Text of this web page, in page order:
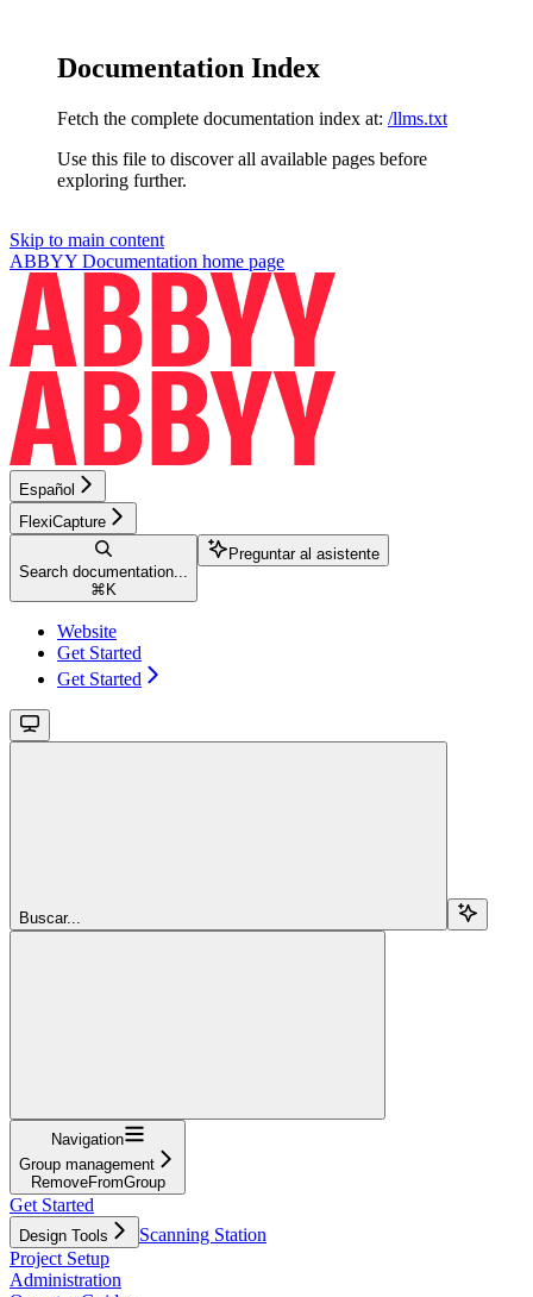
Documentation Index
Fetch the complete documentation index at: /llms.txt
Use this file to discover all available pages before
exploring further.
Skip to main content
ABBYY Documentation home page
Español
FlexiCapture
Search documentation...
⌘ K
Preguntar al asistente
Website
Get Started
Get Started
Buscar...
Navigation
Group management
RemoveFromGroup
Get Started
Design Tools
Scanning Station
Project Setup
Administration